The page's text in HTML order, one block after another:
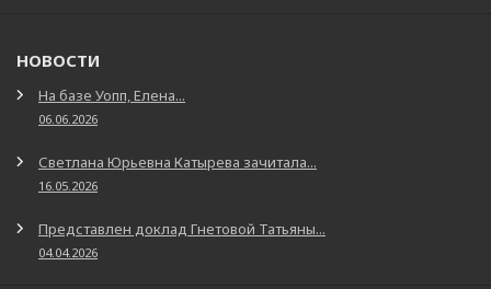
НОВОСТИ
На базе Уопп, Елена...
06.06.2026
Светлана Юрьевна Катырева зачитала...
16.05.2026
Представлен доклад Гнетовой Татьяны...
04.04.2026